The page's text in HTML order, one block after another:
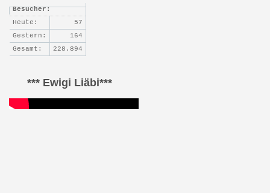
Besucher:
Heute:
57
Gestern:
164
Gesamt:
228.894
*** Ewigi Liäbi***